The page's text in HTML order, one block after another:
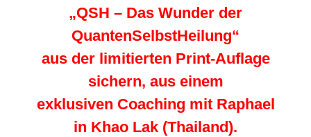
„QSH – Das Wunder der
QuantenSelbstHeilung“
aus der limitierten Print-Auflage
sichern, aus einem
exklusiven Coaching mit Raphael
in Khao Lak (Thailand).